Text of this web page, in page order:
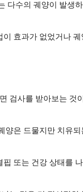
다수의 궤양이 발생
효과가 없었거나
검사를 받아보는 것
은 드물지만 치유
또는 건강 상태를